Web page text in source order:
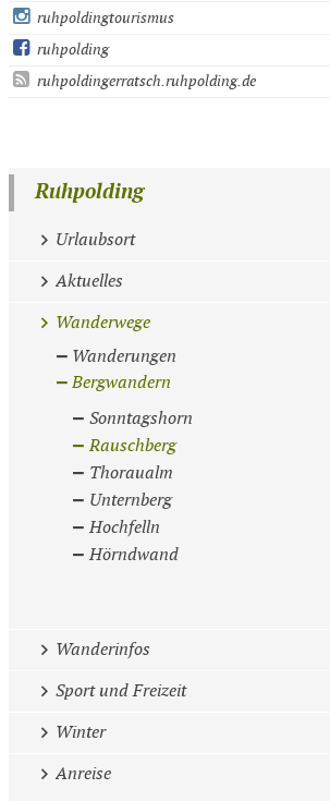
ruhpoldingtourismus
ruhpolding
ruhpoldingerratsch.ruhpolding.de
Ruhpolding
Urlaubsort
Aktuelles
Wanderwege
Wanderungen
Bergwandern
Sonntagshorn
Rauschberg
Thoraualm
Unternberg
Hochfelln
Hörndwand
Wanderinfos
Sport und Freizeit
Winter
Anreise